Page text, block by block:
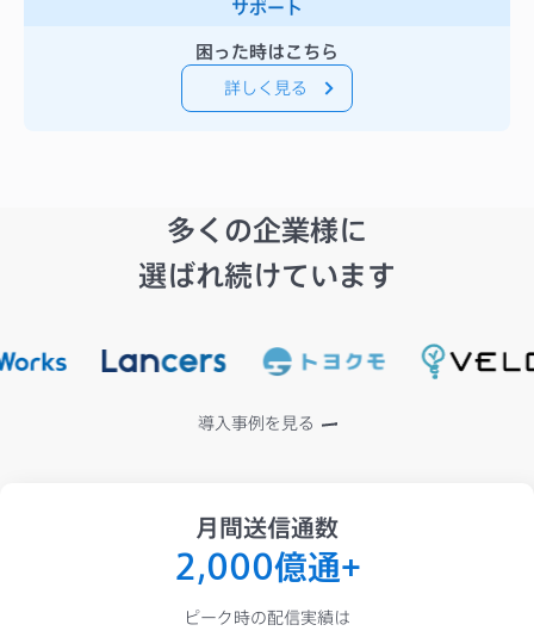
サポート
困った時はこちら
詳しく見る
多くの企業様に
選ばれ続けています
導入事例を見る
月間送信通数
2,000億通+
ピーク時の配信実績は